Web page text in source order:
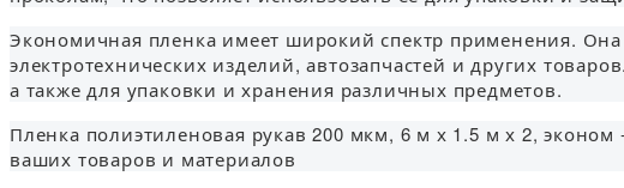
Экономичная пленка имеет широкий спектр применения.
электротехнических изделий, автозапчастей и других
а также для упаковки и хранения различных предметов.
Пленка полиэтиленовая рукав 200 мкм, 6 м х 1.5 м х 2,
ваших товаров и материалов